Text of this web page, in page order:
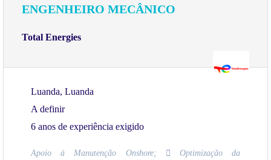
ENGENHEIRO MECÂNICO
Total Energies
Luanda, Luanda
A definir
6 anos de experiência exigido
Apoio à Manutenção Onshore;  Optimização da